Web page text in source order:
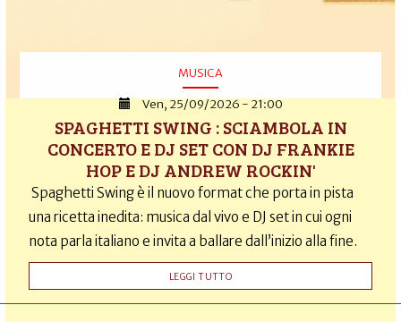
MUSICA
Ven, 25/09/2026 - 21:00
SPAGHETTI SWING : SCIAMBOLA IN
CONCERTO E DJ SET CON DJ FRANKIE
HOP E DJ ANDREW ROCKIN'
Spaghetti Swing è il nuovo format che porta in pista
una ricetta inedita: musica dal vivo e DJ set in cui ogni
nota parla italiano e invita a ballare dall’inizio alla fine.
LEGGI TUTTO